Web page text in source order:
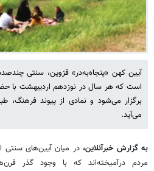
آیین کهن «پنجاه‌به‌در» قزوین، سنتی
است که هر سال در نوزدهم اردیبهشت با
برگزار می‌شود و نمادی از پیوند فرهنگ،
می‌آید.
به گزارش خبرآنلاین، در میان آیین‌های سنتی
مردم درآمیخته‌اند که با وجود گذر